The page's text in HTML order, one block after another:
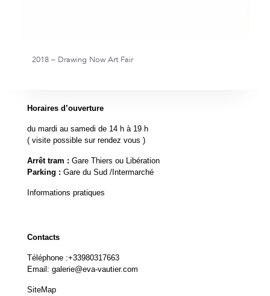
2018 – Drawing Now Art Fair
Horaires d’ouverture
du mardi au samedi de 14 h à 19 h
( visite possible sur rendez vous )
Arrêt tram : Gare Thiers ou Libération
Parking : Gare du Sud /Intermarché
Informations pratiques
Contacts
Téléphone :+33980317663
Email: galerie@eva-vautier.com
SiteMap